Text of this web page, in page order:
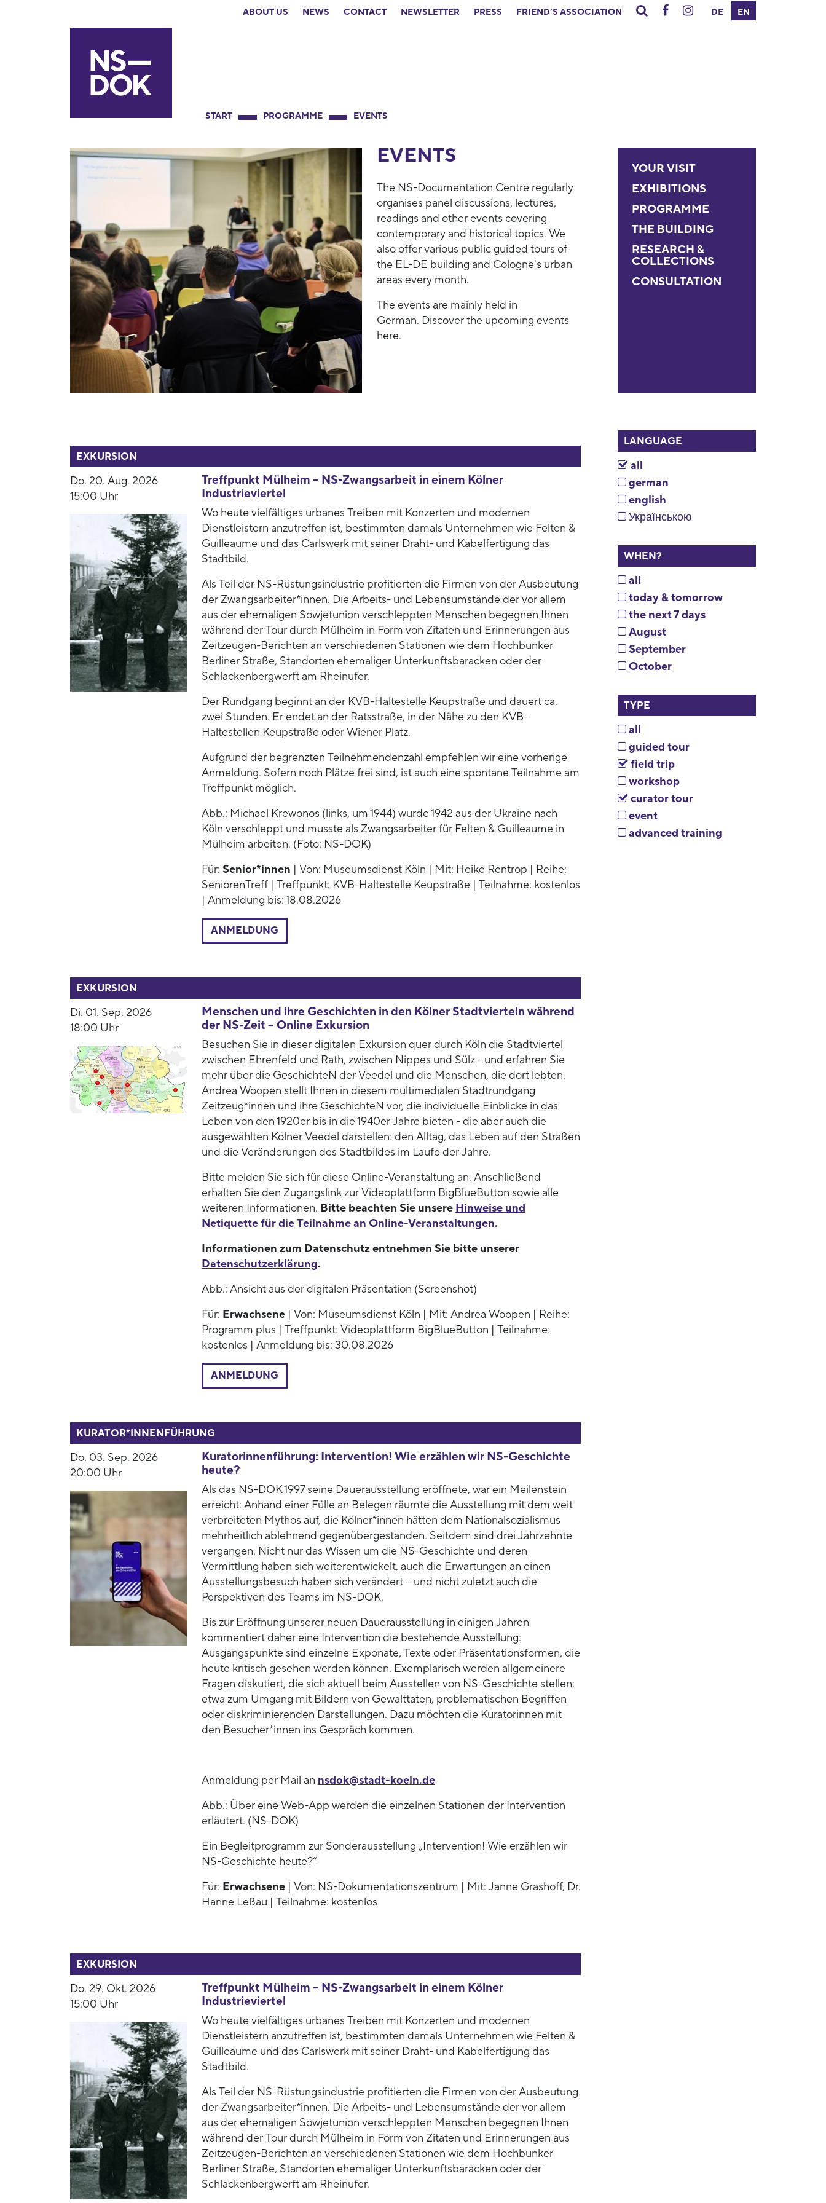
ABOUT US NEWS CONTACT NEWSLETTER PRESS FRIEND’S ASSOCIATION DE EN
START PROGRAMME EVENTS
EVENTS
The NS-Documentation Centre regularly
organises panel discussions, lectures,
readings and other events covering
contemporary and historical topics. We
also offer various public guided tours of
the EL-DE building and Cologne's urban
areas every month.
The events are mainly held in
German. Discover the upcoming events
here.
YOUR VISIT
EXHIBITIONS
PROGRAMME
THE BUILDING
RESEARCH &
COLLECTIONS
CONSULTATION
EXKURSION
Do. 20. Aug. 2026
15:00 Uhr
Treffpunkt Mülheim – NS-Zwangsarbeit in einem Kölner
Industrieviertel
Wo heute vielfältiges urbanes Treiben mit Konzerten und modernen
Dienstleistern anzutreffen ist, bestimmten damals Unternehmen wie Felten &
Guilleaume und das Carlswerk mit seiner Draht- und Kabelfertigung das
Stadtbild.
Als Teil der NS-Rüstungsindustrie profitierten die Firmen von der Ausbeutung
der Zwangsarbeiter*innen. Die Arbeits- und Lebensumstände der vor allem
aus der ehemaligen Sowjetunion verschleppten Menschen begegnen Ihnen
während der Tour durch Mülheim in Form von Zitaten und Erinnerungen aus
Zeitzeugen-Berichten an verschiedenen Stationen wie dem Hochbunker
Berliner Straße, Standorten ehemaliger Unterkunftsbaracken oder der
Schlackenbergwerft am Rheinufer.
Der Rundgang beginnt an der KVB-Haltestelle Keupstraße und dauert ca.
zwei Stunden. Er endet an der Ratsstraße, in der Nähe zu den KVB-
Haltestellen Keupstraße oder Wiener Platz.
Aufgrund der begrenzten Teilnehmendenzahl empfehlen wir eine vorherige
Anmeldung. Sofern noch Plätze frei sind, ist auch eine spontane Teilnahme am
Treffpunkt möglich.
Abb.: Michael Krewonos (links, um 1944) wurde 1942 aus der Ukraine nach
Köln verschleppt und musste als Zwangsarbeiter für Felten & Guilleaume in
Mülheim arbeiten. (Foto: NS-DOK)
Für: Senior*innen | Von: Museumsdienst Köln | Mit: Heike Rentrop | Reihe:
SeniorenTreff | Treffpunkt: KVB-Haltestelle Keupstraße | Teilnahme: kostenlos
| Anmeldung bis: 18.08.2026
ANMELDUNG
EXKURSION
Di. 01. Sep. 2026
18:00 Uhr
Menschen und ihre Geschichten in den Kölner Stadtvierteln während
der NS-Zeit – Online Exkursion
Besuchen Sie in dieser digitalen Exkursion quer durch Köln die Stadtviertel
zwischen Ehrenfeld und Rath, zwischen Nippes und Sülz - und erfahren Sie
mehr über die GeschichteN der Veedel und die Menschen, die dort lebten.
Andrea Woopen stellt Ihnen in diesem multimedialen Stadtrundgang
Zeitzeug*innen und ihre GeschichteN vor, die individuelle Einblicke in das
Leben von den 1920er bis in die 1940er Jahre bieten - die aber auch die
ausgewählten Kölner Veedel darstellen: den Alltag, das Leben auf den Straßen
und die Veränderungen des Stadtbildes im Laufe der Jahre.
Bitte melden Sie sich für diese Online-Veranstaltung an. Anschließend
erhalten Sie den Zugangslink zur Videoplattform BigBlueButton sowie alle
weiteren Informationen. Bitte beachten Sie unsere Hinweise und
Netiquette für die Teilnahme an Online-Veranstaltungen.
Informationen zum Datenschutz entnehmen Sie bitte unserer
Datenschutzerklärung.
Abb.: Ansicht aus der digitalen Präsentation (Screenshot)
Für: Erwachsene| Von: Museumsdienst Köln | Mit: Andrea Woopen | Reihe:
Programm plus | Treffpunkt: Videoplattform BigBlueButton | Teilnahme:
kostenlos | Anmeldung bis: 30.08.2026
ANMELDUNG
KURATOR*INNENFÜHRUNG
Do. 03. Sep. 2026
20:00 Uhr
Kuratorinnenführung: Intervention! Wie erzählen wir NS-Geschichte
heute?
Als das NS-DOK 1997 seine Dauerausstellung eröffnete, war ein Meilenstein
erreicht: Anhand einer Fülle an Belegen räumte die Ausstellung mit dem weit
verbreiteten Mythos auf, die Kölner*innen hätten dem Nationalsozialismus
mehrheitlich ablehnend gegenübergestanden. Seitdem sind drei Jahrzehnte
vergangen. Nicht nur das Wissen um die NS-Geschichte und deren
Vermittlung haben sich weiterentwickelt, auch die Erwartungen an einen
Ausstellungsbesuch haben sich verändert – und nicht zuletzt auch die
Perspektiven des Teams im NS-DOK.
Bis zur Eröffnung unserer neuen Dauerausstellung in einigen Jahren
kommentiert daher eine Intervention die bestehende Ausstellung:
Ausgangspunkte sind einzelne Exponate, Texte oder Präsentationsformen, die
heute kritisch gesehen werden können. Exemplarisch werden allgemeinere
Fragen diskutiert, die sich aktuell beim Ausstellen von NS-Geschichte stellen:
etwa zum Umgang mit Bildern von Gewalttaten, problematischen Begriffen
oder diskriminierenden Darstellungen. Dazu möchten die Kuratorinnen mit
den Besucher*innen ins Gespräch kommen.
Anmeldung per Mail an nsdok@stadt-koeln.de
Abb.: Über eine Web-App werden die einzelnen Stationen der Intervention
erläutert. (NS-DOK)
Ein Begleitprogramm zur Sonderausstellung „Intervention! Wie erzählen wir
NS-Geschichte heute?“
Für: Erwachsene| Von: NS-Dokumentationszentrum | Mit: Janne Grashoff, Dr.
Hanne Leßau | Teilnahme: kostenlos
EXKURSION
Do. 29. Okt. 2026
15:00 Uhr
Treffpunkt Mülheim – NS-Zwangsarbeit in einem Kölner
Industrieviertel
Wo heute vielfältiges urbanes Treiben mit Konzerten und modernen
Dienstleistern anzutreffen ist, bestimmten damals Unternehmen wie Felten &
Guilleaume und das Carlswerk mit seiner Draht- und Kabelfertigung das
Stadtbild.
Als Teil der NS-Rüstungsindustrie profitierten die Firmen von der Ausbeutung
der Zwangsarbeiter*innen. Die Arbeits- und Lebensumstände der vor allem
aus der ehemaligen Sowjetunion verschleppten Menschen begegnen Ihnen
während der Tour durch Mülheim in Form von Zitaten und Erinnerungen aus
Zeitzeugen-Berichten an verschiedenen Stationen wie dem Hochbunker
Berliner Straße, Standorten ehemaliger Unterkunftsbaracken oder der
Schlackenbergwerft am Rheinufer.
LANGUAGE
all
german
english
Українською
WHEN?
all
today & tomorrow
the next 7 days
August
September
October
TYPE
all
guided tour
field trip
workshop
curator tour
event
advanced training